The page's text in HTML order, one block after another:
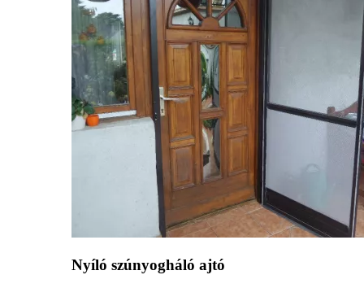
Nyíló szúnyogháló ajtó